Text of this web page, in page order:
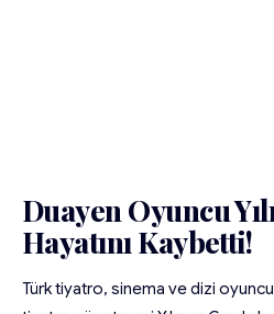
Duayen Oyuncu
Hayatını Kaybetti!
Türk tiyatro, sinema ve dizi